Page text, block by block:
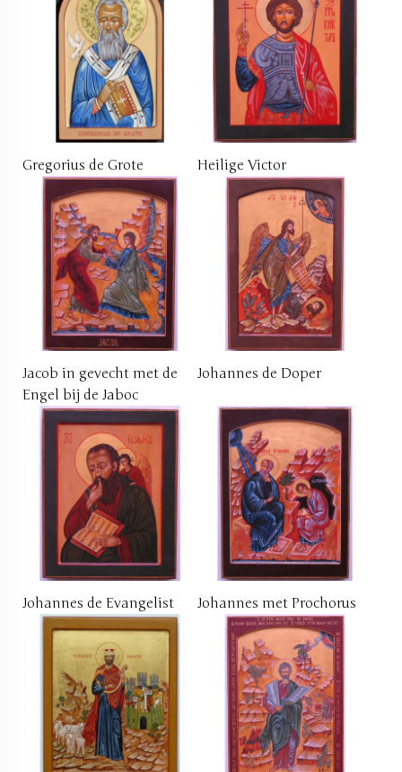
Gregorius de Grote Heilige Victor
Jacob in gevecht met de
Engel bij de Jaboc
Johannes de Doper
Johannes de Evangelist Johannes met Prochorus